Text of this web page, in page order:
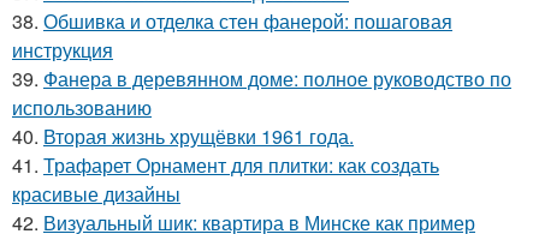
38. Обшивка и отделка стен фанерой: пошаговая
инструкция
39. Фанера в деревянном доме: полное руководство по
использованию
40. Вторая жизнь хрущёвки 1961 года.
41. Трафарет Орнамент для плитки: как создать
красивые дизайны
42. Визуальный шик: квартира в Минске как пример